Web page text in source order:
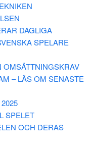
DAGLIGA
SPELARE
OMSÄTTNINGSKRAV
– LÄS OM SENASTE
SPELET
OCH DERAS